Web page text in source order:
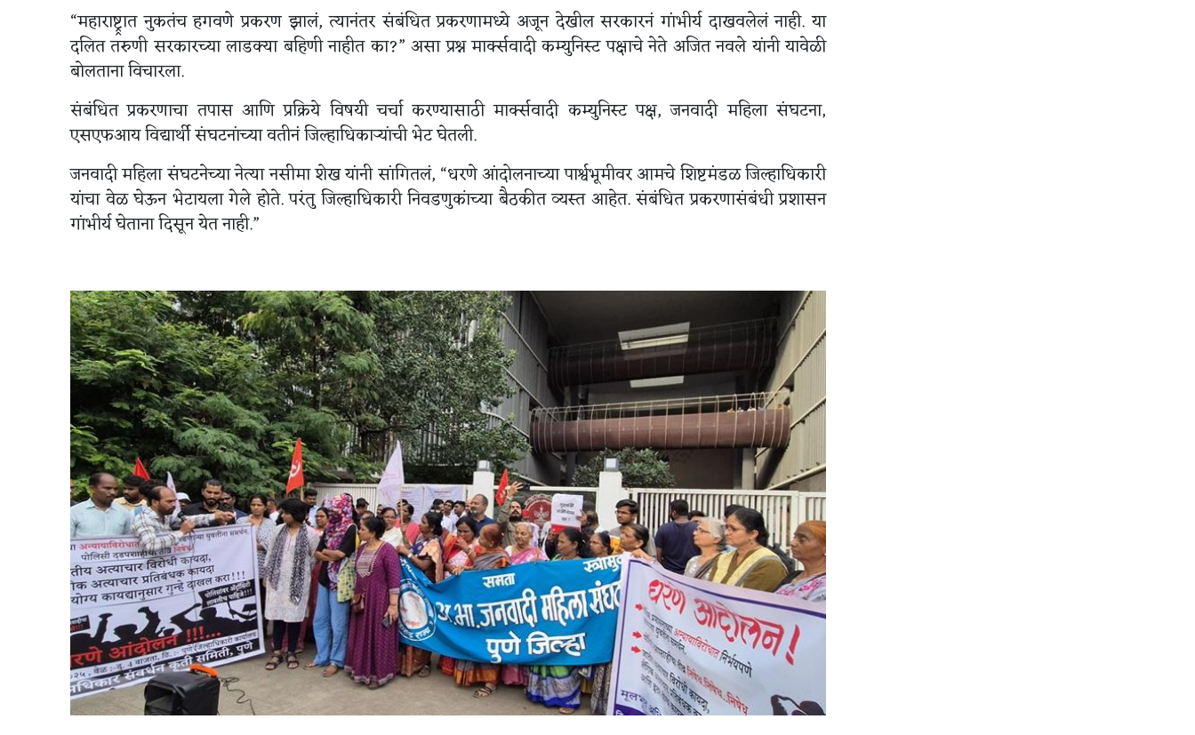
“महाराष्ट्र्रात नुकतंच हगवणे प्रकरण झालं, त्यानंतर संबंधित प्रकरणामध्ये अजून देखील सरकारनं गांभीर्य दाखवलेलं नाही. या
दलित तरुणी सरकारच्या लाडक्या बहिणी नाहीत का?” असा प्रश्न मार्क्सवादी कम्युनिस्ट पक्षाचे नेते अजित नवले यांनी यावेळी
बोलताना विचारला.
संबंधित प्रकरणाचा तपास आणि प्रक्रिये विषयी चर्चा करण्यासाठी मार्क्सवादी कम्युनिस्ट पक्ष, जनवादी महिला संघटना,
एसएफआय विद्यार्थी संघटनांच्या वतीनं जिल्हाधिकाऱ्यांची भेट घेतली.
जनवादी महिला संघटनेच्या नेत्या नसीमा शेख यांनी सांगितलं, “धरणे आंदोलनाच्या पार्श्वभूमीवर आमचे शिष्टमंडळ जिल्हाधिकारी
यांचा वेळ घेऊन भेटायला गेले होते. परंतु जिल्हाधिकारी निवडणुकांच्या बैठकीत व्यस्त आहेत. संबंधित प्रकरणासंबंधी प्रशासन
गांभीर्य घेताना दिसून येत नाही.”